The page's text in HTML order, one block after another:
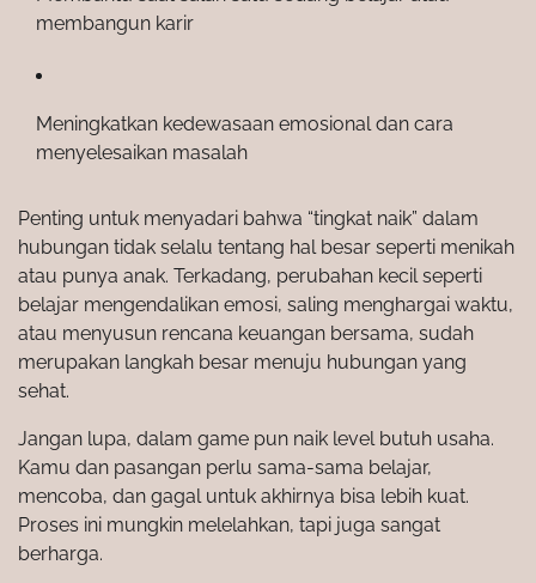
membangun karir
Meningkatkan kedewasaan emosional dan cara
menyelesaikan masalah
Penting untuk menyadari bahwa “tingkat naik” dalam
hubungan tidak selalu tentang hal besar seperti menikah
atau punya anak. Terkadang, perubahan kecil seperti
belajar mengendalikan emosi, saling menghargai waktu,
atau menyusun rencana keuangan bersama, sudah
merupakan langkah besar menuju hubungan yang
sehat.
Jangan lupa, dalam game pun naik level butuh usaha.
Kamu dan pasangan perlu sama-sama belajar,
mencoba, dan gagal untuk akhirnya bisa lebih kuat.
Proses ini mungkin melelahkan, tapi juga sangat
berharga.